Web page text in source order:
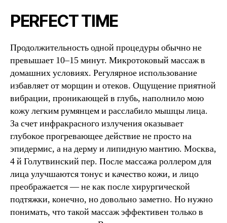
PERFECT TIME
Продолжительность одной процедуры обычно не
превышает 10–15 минут. Микротоковый массаж в
домашних условиях. Регулярное использование
избавляет от морщин и отеков. Ощущение приятной
вибрации, проникающей в глубь, наполнило мою
кожу легким румянцем и расслабило мышцы лица.
За счет инфракрасного излучения оказывает
глубокое прогревающее действие не просто на
эпидермис, а на дерму и липидную мантию. Москва,
4 й Голутвинский пер. После массажа роллером для
лица улучшаются тонус и качество кожи, и лицо
преображается — не как после хирургической
подтяжки, конечно, но довольно заметно. Но нужно
понимать, что такой массаж эффективен только в